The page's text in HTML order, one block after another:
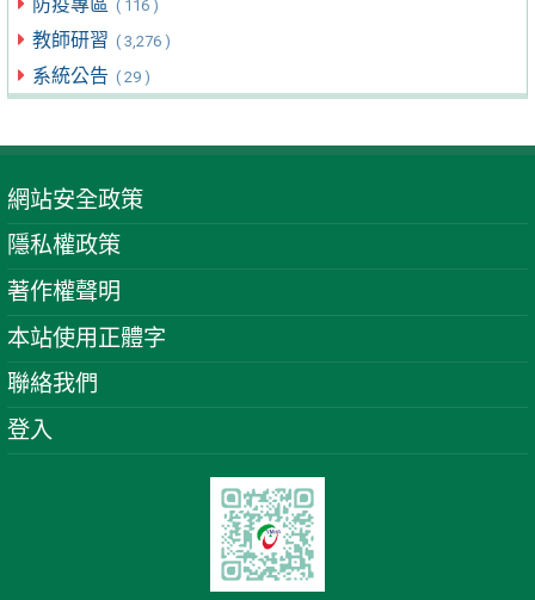
防疫專區 ( 116 )
教師研習 ( 3,276 )
系統公告 ( 29 )
網站安全政策
隱私權政策
著作權聲明
本站使用正體字
聯絡我們
登入